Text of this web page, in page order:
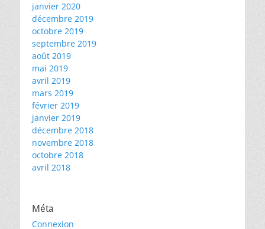
janvier 2020
décembre 2019
octobre 2019
septembre 2019
août 2019
mai 2019
avril 2019
mars 2019
février 2019
janvier 2019
décembre 2018
novembre 2018
octobre 2018
avril 2018
Méta
Connexion